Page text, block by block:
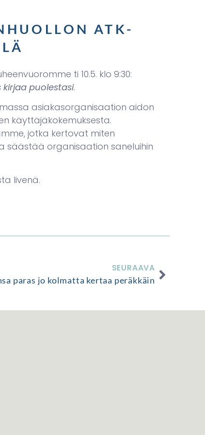
ATK-
ti 10.5. klo 9:30:
puolestasi.
asiakasorganisaation aidon
käyttäjäkokemuksesta.
jotka kertovat miten
säästää organisaation saneluihin
livenä.
SEURAAVA
paras jo kolmatta kertaa peräkkäin